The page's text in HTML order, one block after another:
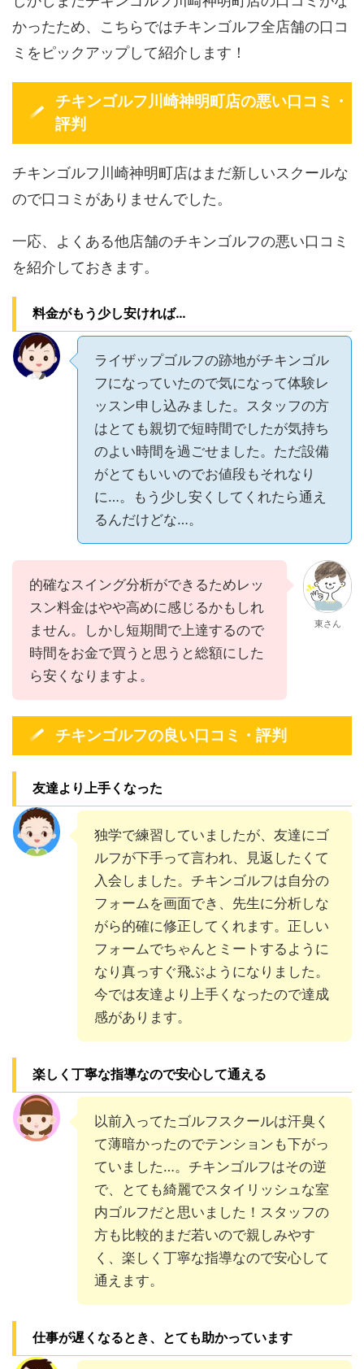
かったため、こちらではチキンゴルフ全店舗の口コ
ミをピックアップして紹介します！
チキンゴルフ川崎神明町店の悪い口コミ・
評判
チキンゴルフ川崎神明町店はまだ新しいスクールな
ので口コミがありませんでした。
一応、よくある他店舗のチキンゴルフの悪い口コミ
を紹介しておきます。
料金がもう少し安ければ…
ライザップゴルフの跡地がチキンゴル
フになっていたので気になって体験レ
ッスン申し込みました。スタッフの方
はとても親切で短時間でしたが気持ち
のよい時間を過ごせました。ただ設備
がとてもいいのでお値段もそれなり
に…。もう少し安くしてくれたら通え
るんだけどな…。
的確なスイング分析ができるためレッ
スン料金はやや高めに感じるかもしれ
ません。しかし短期間で上達するので
時間をお金で買うと思うと総額にした
ら安くなりますよ。
東さん
チキンゴルフの良い口コミ・評判
友達より上手くなった
独学で練習していましたが、友達にゴ
ルフが下手って言われ、見返したくて
入会しました。チキンゴルフは自分の
フォームを画面でき、先生に分析しな
がら的確に修正してくれます。正しい
フォームでちゃんとミートするように
なり真っすぐ飛ぶようになりました。
今では友達より上手くなったので達成
感があります。
楽しく丁寧な指導なので安心して通える
以前入ってたゴルフスクールは汗臭く
て薄暗かったのでテンションも下がっ
ていました…。チキンゴルフはその逆
で、とても綺麗でスタイリッシュな室
内ゴルフだと思いました！スタッフの
方も比較的まだ若いので親しみやす
く、楽しく丁寧な指導なので安心して
通えます。
仕事が遅くなるとき、とても助かっています